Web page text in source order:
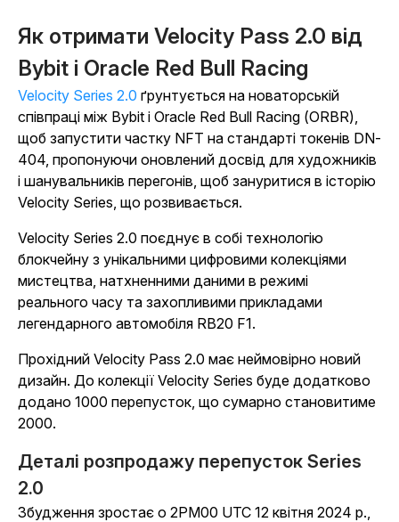
Як отримати Velocity Pass 2.0 від
Bybit і Oracle Red Bull Racing
Velocity Series 2.0 ґрунтується на новаторській
співпраці між Bybit і Oracle Red Bull Racing (ORBR),
щоб запустити частку NFT на стандарті токенів DN-
404, пропонуючи оновлений досвід для художників
і шанувальників перегонів, щоб зануритися в історію
Velocity Series, що розвивається.
Velocity Series 2.0 поєднує в собі технологію
блокчейну з унікальними цифровими колекціями
мистецтва, натхненними даними в режимі
реального часу та захопливими прикладами
легендарного автомобіля RB20 F1.
Прохідний Velocity Pass 2.0 має неймовірно новий
дизайн. До колекції Velocity Series буде додатково
додано 1000 перепусток, що сумарно становитиме
2000.
Деталі розпродажу перепусток Series
2.0
Збудження зростає о 2PM00 UTC 12 квітня 2024 р.,